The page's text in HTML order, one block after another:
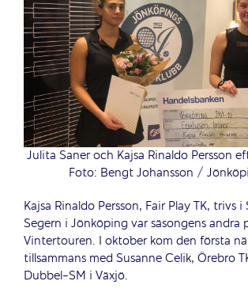
Julita Saner och Kajsa Rinaldo Persson
Foto: Bengt Johansson /
Kajsa Rinaldo Persson, Fair Play TK, trivs i
Segern i Jönköping var säsongens andra
Vintertouren. I oktober kom den första
tillsammans med Susanne Celik, Örebro
Dubbel-SM i Växjö.